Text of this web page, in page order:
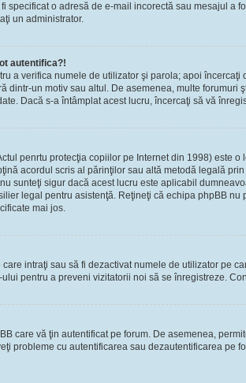
o adresă de e-mail incorectă sau mesajul a
un administrator.
autentifica?!
a verifica numele de utilizator şi parola; apoi încercaţi
dintr-un motiv sau altul. De asemenea, multe forumuri
Dacă s-a întâmplat acest lucru, încercaţi să vă
penrtu protecţia copiilor pe Internet din 1998) este
acordul scris al părinţilor sau altă metodă legală
sunteţi sigur dacă acest lucru este aplicabil
legal pentru asistenţă. Reţineţi că echipa phpBB
mai jos.
intraţi sau să fi dezactivat numele de utilizator pe
pentru a preveni vizitatorii noi să se înregistreze.
care vă ţin autentificat pe forum. De asemenea,
probleme cu autentificarea sau dezautentificarea pe